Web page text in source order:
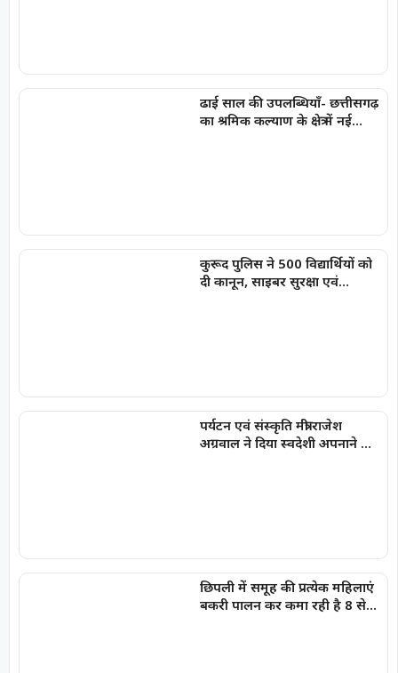
ढाई साल की उपलब्धियाँ- छत्तीसगढ़
का श्रमिक कल्याण के क्षेत्र में नई
कुरूद पुलिस ने 500 विद्यार्थियों को
दी कानून, साइबर सुरक्षा एवं
पर्यटन एवं संस्कृति मंत्री राजेश
अग्रवाल ने दिया स्वदेशी अपनाने का
छिपली में समूह की प्रत्येक महिलाएं
बकरी पालन कर कमा रही है 8 से